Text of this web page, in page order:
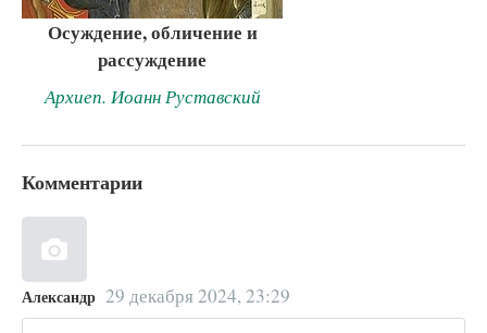
Осуждение, обличение и
рассуждение
Архиеп. Иоанн Руставский
Комментарии
Александр 29 декабря 2024, 23:29